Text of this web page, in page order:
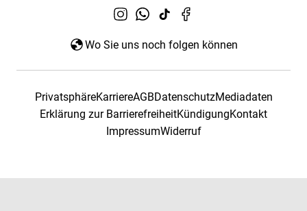
Wo Sie uns noch folgen können
PrivatsphäreKarriereAGBDatenschutzMediadaten
Erklärung zur BarrierefreiheitKündigungKontakt
ImpressumWiderruf